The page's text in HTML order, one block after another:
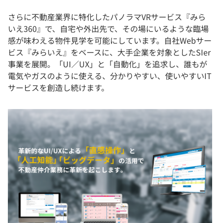
さらに不動産業界に特化したパノラマVRサービス『みら
いえ360』で、自宅や外出先で、その場にいるような臨場
感が味わえる物件見学を可能にしています。自社Webサー
ビス『みらいえ』をベースに、大手企業を対象としたSIer
事業を展開。「UI／UX」と「自動化」を追求し、誰もが
電気やガスのように使える、分かりやすい、使いやすいIT
サービスを創造し続けます。